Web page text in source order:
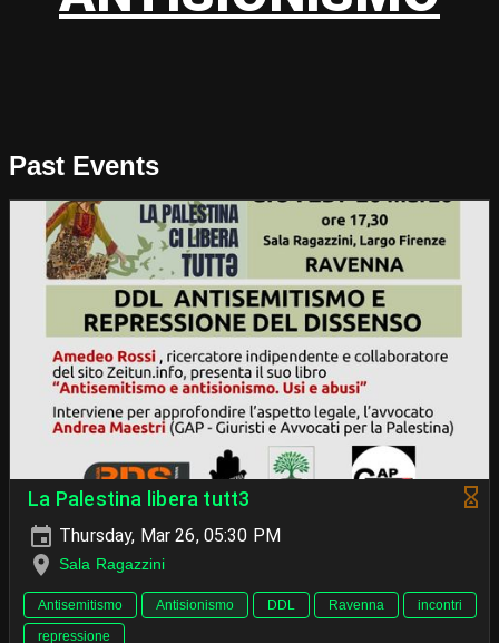
Past Events
La Palestina libera tutt3
Thursday, Mar 26, 05:30 PM
Sala Ragazzini
Antisemitismo Antisionismo DDL Ravenna
incontri
repressione